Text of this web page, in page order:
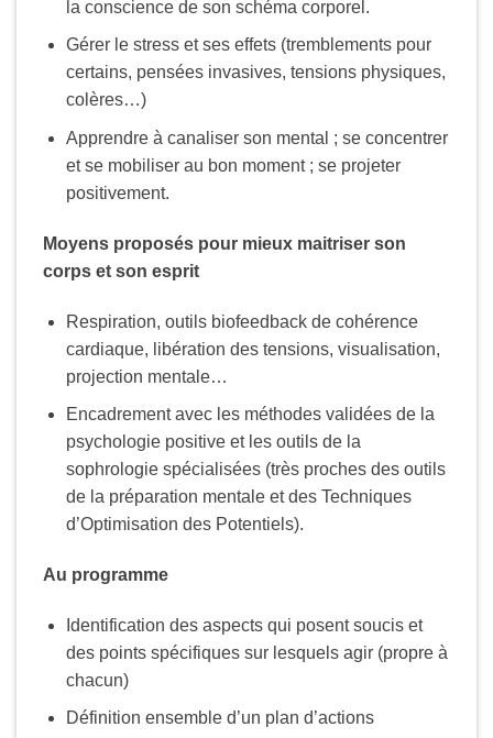
la conscience de son schéma corporel.
Gérer le stress et ses effets (tremblements pour
certains, pensées invasives, tensions physiques,
colères…)
Apprendre à canaliser son mental ; se concentrer
et se mobiliser au bon moment ; se projeter
positivement.
Moyens proposés pour mieux maitriser son
corps et son esprit
Respiration, outils biofeedback de cohérence
cardiaque, libération des tensions, visualisation,
projection mentale…
Encadrement avec les méthodes validées de la
psychologie positive et les outils de la
sophrologie spécialisées (très proches des outils
de la préparation mentale et des Techniques
d’Optimisation des Potentiels).
Au programme
Identification des aspects qui posent soucis et
des points spécifiques sur lesquels agir (propre à
chacun)
Définition ensemble d’un plan d’actions